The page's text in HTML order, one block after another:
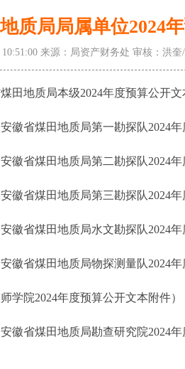
质局局属单位2024年
来源：局资产财务处 审核：洪奎
田地质局本级2024年度预算公开
安徽省煤田地质局第一勘探队2024
安徽省煤田地质局第二勘探队2024
安徽省煤田地质局第三勘探队2024
安徽省煤田地质局水文勘探队2024
安徽省煤田地质局物探测量队2024
学院2024年度预算公开文本附件）
安徽省煤田地质局勘查研究院2024